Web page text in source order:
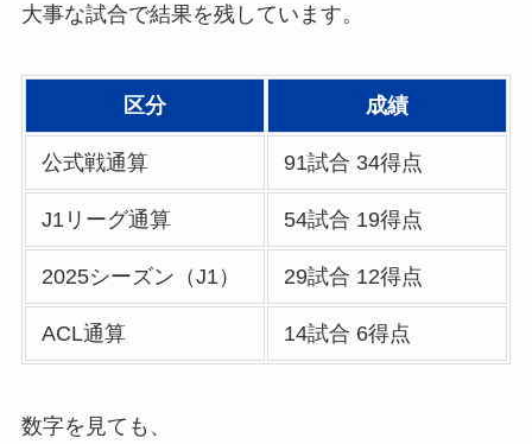
大事な試合で結果を残しています。
区分 成績
公式戦通算 91試合 34得点
J1リーグ通算 54試合 19得点
2025シーズン（J1） 29試合 12得点
ACL通算 14試合 6得点
数字を見ても、